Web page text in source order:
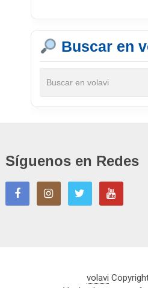
Buscar en
Síguenos en Redes
volavi